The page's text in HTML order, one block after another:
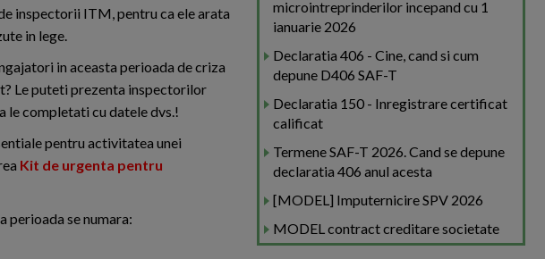
inspectorii ITM, pentru ca ele arata
in lege.
in aceasta perioada de criza
Le puteti prezenta inspectorilor
le completati cu datele dvs.!
pentru activitatea unei
Kit de urgenta pentru
perioada se numara:
microintreprinderilor incepand cu 1
ianuarie 2026
Declaratia 406 - Cine, cand si cum
depune D406 SAF-T
Declaratia 150 - Inregistrare certificat
calificat
Termene SAF-T 2026. Cand se depune
declaratia 406 anul acesta
[MODEL] Imputernicire SPV 2026
MODEL contract creditare societate